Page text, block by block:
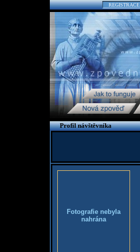
REGISTRACE
Profil návštěvníka
Fotografie nebyla
nahrána